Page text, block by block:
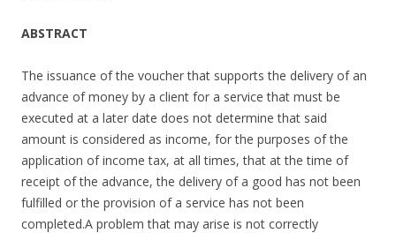
ABSTRACT
The issuance of the voucher that supports the delivery of an
advance of money by a client for a service that must be
executed at a later date does not determine that said
amount is considered as income, for the purposes of the
application of income tax, at all times, that at the time of
receipt of the advance, the delivery of a good has not been
fulfilled or the provision of a service has not been
completed.A problem that may arise is not correctly